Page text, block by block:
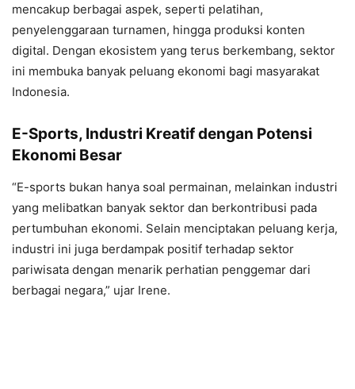
mencakup berbagai aspek, seperti pelatihan,
penyelenggaraan turnamen, hingga produksi konten
digital. Dengan ekosistem yang terus berkembang, sektor
ini membuka banyak peluang ekonomi bagi masyarakat
Indonesia.
E-Sports, Industri Kreatif dengan Potensi
Ekonomi Besar
“E-sports bukan hanya soal permainan, melainkan industri
yang melibatkan banyak sektor dan berkontribusi pada
pertumbuhan ekonomi. Selain menciptakan peluang kerja,
industri ini juga berdampak positif terhadap sektor
pariwisata dengan menarik perhatian penggemar dari
berbagai negara,” ujar Irene.